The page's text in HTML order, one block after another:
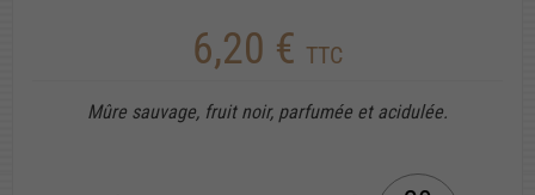
6,20 € TTC
Mûre sauvage, fruit noir, parfumée et acidulée.